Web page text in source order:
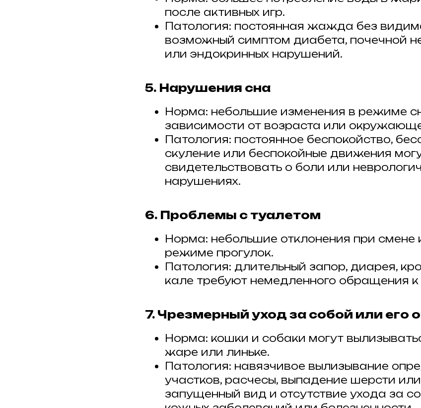
после активных игр.
Патология: постоянная жажда без
возможный симптом диабета, почечной
или эндокринных нарушений.
5. Нарушения сна
Норма: небольшие изменения в режиме
зависимости от возраста или
Патология: постоянное беспокойство,
скуление или беспокойные движения
свидетельствовать о боли или
нарушениях.
6. Проблемы с туалетом
Норма: небольшие отклонения при смене
режиме прогулок.
Патология: длительный запор, диарея,
кале требуют немедленного обращения к
7. Чрезмерный уход за собой или его
Норма: кошки и собаки могут
жаре или линьке.
Патология: навязчивое вылизывание
участков, расчесы, выпадение шерсти
запущенный вид и отсутствие ухода за